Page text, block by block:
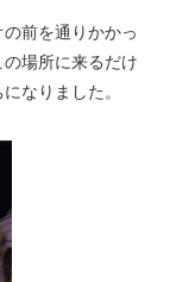
前を通りかかっ
場所に来るだけ
なりました。